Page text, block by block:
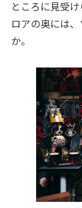
ところに見受
ロアの奥には
か。